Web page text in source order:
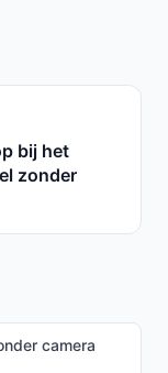
bij het
zonder
camera